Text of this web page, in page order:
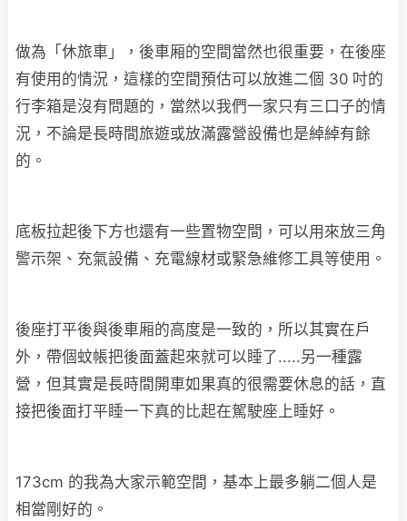
做為「休旅車」，後車厢的空間當然也很重要，在後座
有使用的情況，這樣的空間預估可以放進二個 30 吋的
行李箱是沒有問題的，當然以我們一家只有三口子的情
況，不論是長時間旅遊或放滿露營設備也是綽綽有餘
的。
底板拉起後下方也還有一些置物空間，可以用來放三角
警示架、充氣設備、充電線材或緊急維修工具等使用。
後座打平後與後車厢的高度是一致的，所以其實在戶
外，帶個蚊帳把後面蓋起來就可以睡了.....另一種露
營，但其實是長時間開車如果真的很需要休息的話，直
接把後面打平睡一下真的比起在駕駛座上睡好。
173cm 的我為大家示範空間，基本上最多躺二個人是
相當剛好的。